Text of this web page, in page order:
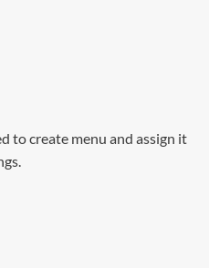
to create menu and assign it